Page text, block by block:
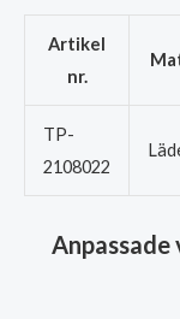
Artikel
nr.
TP-
2108022